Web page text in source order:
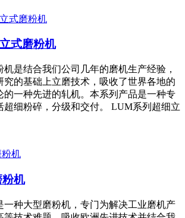
式磨粉机
机是结合我们公司几年的磨机生产经验，
究的基础上立磨技术，吸收了世界各地的
的一种先进的轧机。本系列产品是一种专
超细粉碎，分级和交付。 LUM系列超细立
机
一种大型磨粉机，专门为解决工业磨机产